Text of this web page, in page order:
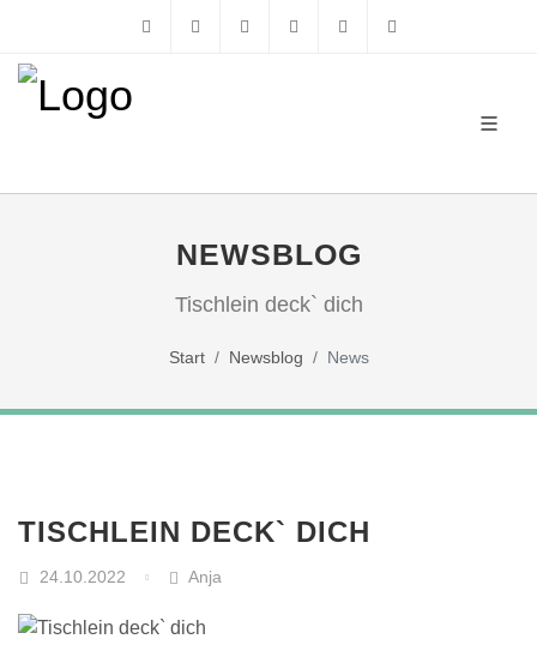
InstagramYoutube XING LinkedIn030 / 21 01 98 98
NEWSBLOG
Tischlein deck` dich
Start Newsblog News
TISCHLEIN DECK` DICH
24.10.2022 Anja